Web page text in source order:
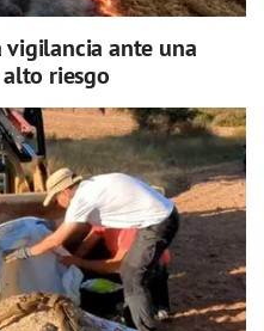
vigilancia ante una
riesgo